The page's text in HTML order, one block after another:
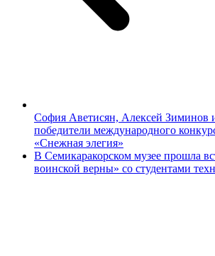
София Аветисян, Алексей Зиминов
победители международного
«Снежная элегия»
В Семикаракорском музее прошла
воинской верны» со студентами